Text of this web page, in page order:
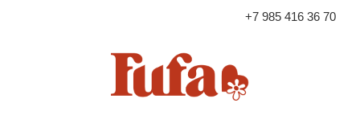
+7 985 416 36 70
FASHION FAMILY STORE